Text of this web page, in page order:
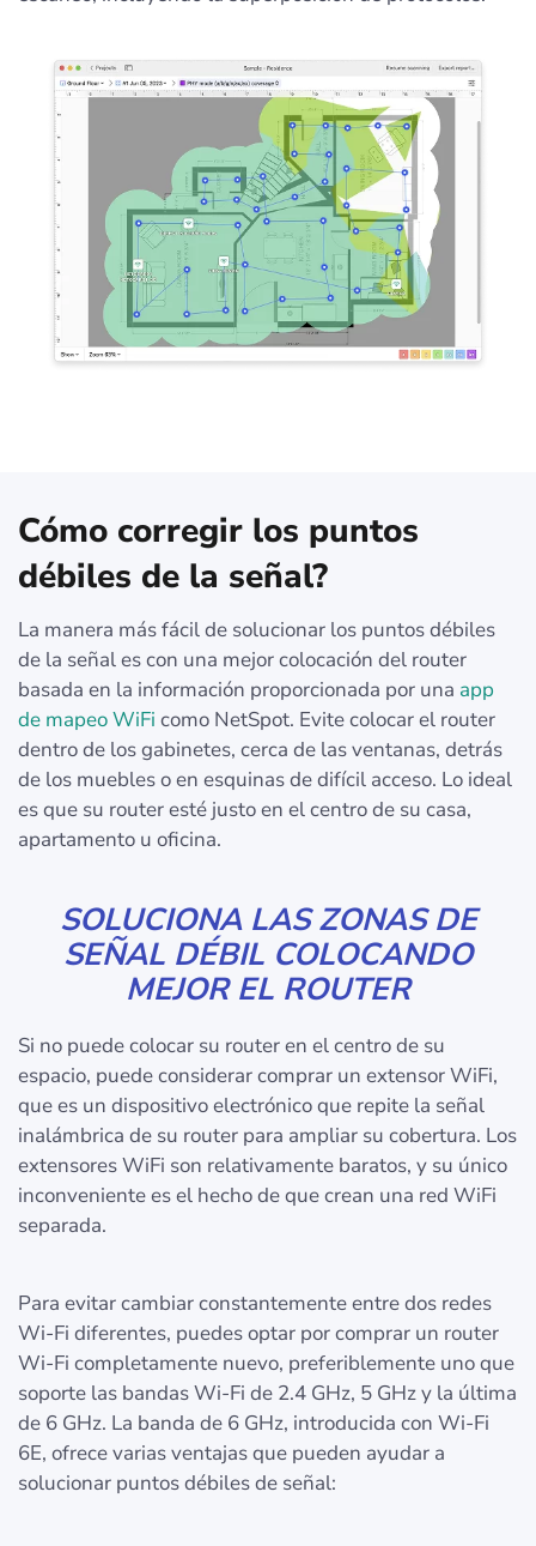
Cómo corregir los puntos
débiles de la señal?
La manera más fácil de solucionar los puntos débiles
de la señal es con una mejor colocación del router
basada en la información proporcionada por una app
de mapeo WiFi como NetSpot. Evite colocar el router
dentro de los gabinetes, cerca de las ventanas, detrás
de los muebles o en esquinas de difícil acceso. Lo ideal
es que su router esté justo en el centro de su casa,
apartamento u oficina.
SOLUCIONA LAS ZONAS DE
SEÑAL DÉBIL COLOCANDO
MEJOR EL ROUTER
Si no puede colocar su router en el centro de su
espacio, puede considerar comprar un extensor WiFi,
que es un dispositivo electrónico que repite la señal
inalámbrica de su router para ampliar su cobertura. Los
extensores WiFi son relativamente baratos, y su único
inconveniente es el hecho de que crean una red WiFi
separada.
Para evitar cambiar constantemente entre dos redes
Wi-Fi diferentes, puedes optar por comprar un router
Wi-Fi completamente nuevo, preferiblemente uno que
soporte las bandas Wi-Fi de 2.4 GHz, 5 GHz y la última
de 6 GHz. La banda de 6 GHz, introducida con Wi-Fi
6E, ofrece varias ventajas que pueden ayudar a
solucionar puntos débiles de señal: